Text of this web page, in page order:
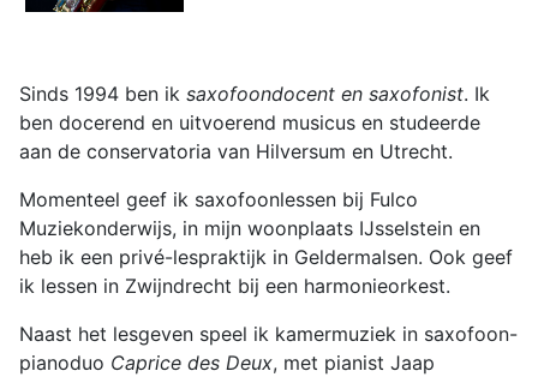
Sinds 1994 ben ik saxofoondocent en saxofonist. Ik
ben docerend en uitvoerend musicus en studeerde
aan de conservatoria van Hilversum en Utrecht.
Momenteel geef ik saxofoonlessen bij Fulco
Muziekonderwijs, in mijn woonplaats IJsselstein en
heb ik een privé-lespraktijk in Geldermalsen. Ook geef
ik lessen in Zwijndrecht bij een harmonieorkest.
Naast het lesgeven speel ik kamermuziek in saxofoon-
pianoduo Caprice des Deux, met pianist Jaap